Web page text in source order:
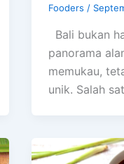
Fooders/
Bali bukan
panorama
memukau,
unik. Salah